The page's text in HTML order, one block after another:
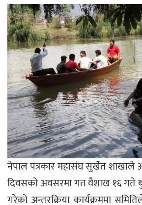
नेपाल पत्रकार महासंघ सुर्खेत
दिवसको अवसरमा गत वैशाख १६ गते
गरेको अन्तरक्रिया कार्यक्रममा